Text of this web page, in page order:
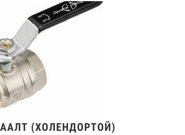
(ХОЛЕНДОРТОЙ)